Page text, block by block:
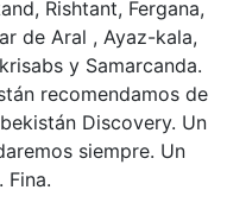
Rishtant, Fergana,
de Aral , Ayaz-kala,
y Samarcanda.
recomendamos de
Discovery. Un
siempre. Un
Fina.